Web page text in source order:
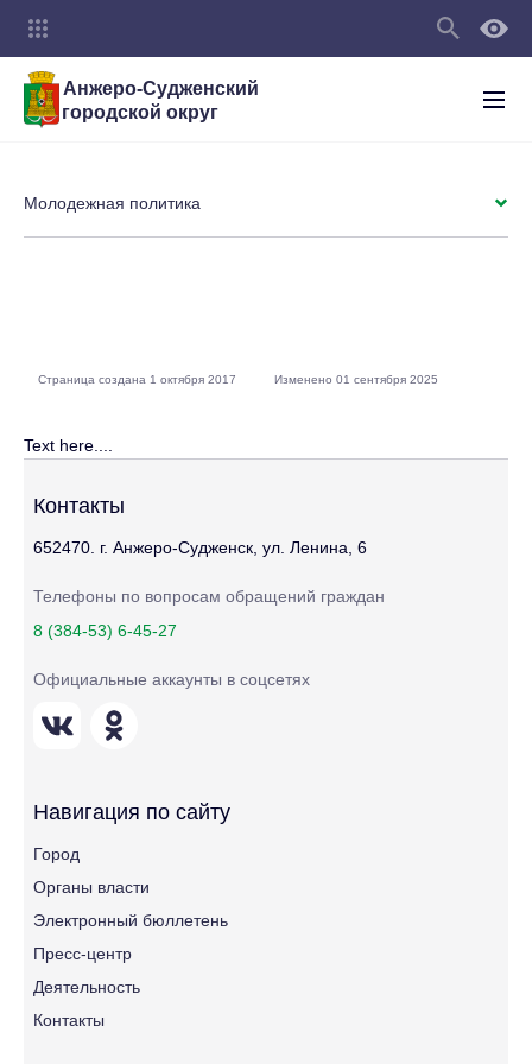
Анжеро-Судженский
городской округ
Text here....
Молодежная политика
Страница создана 1 октября 2017 Изменено 01 сентября 2025
Контакты
652470. г. Анжеро-Судженск, ул. Ленина, 6
Телефоны по вопросам обращений граждан
8 (384-53) 6-45-27
Официальные аккаунты в соцсетях
Навигация по сайту
Город
Органы власти
Электронный бюллетень
Пресс-центр
Деятельность
Контакты